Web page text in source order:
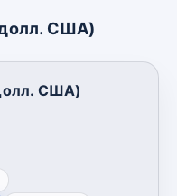
США)
США)